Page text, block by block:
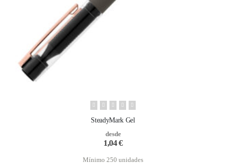
SteadyMark Gel
desde
1,04€
Mínimo 250 unidades